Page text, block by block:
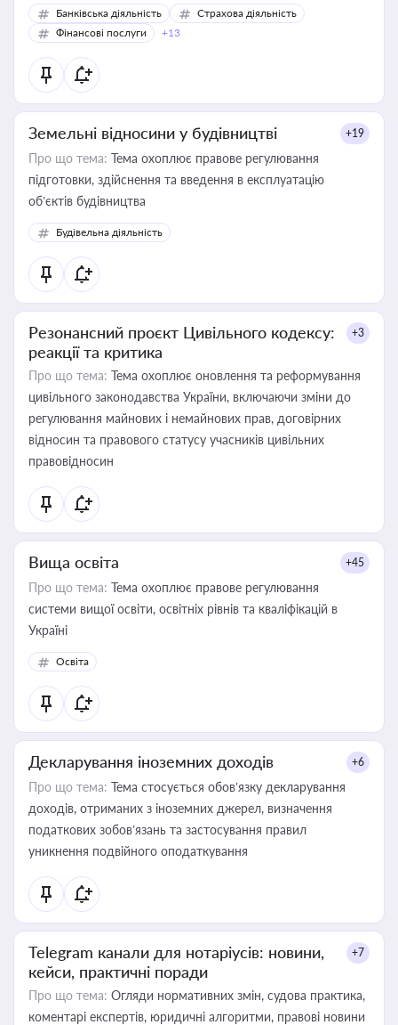
Банківська діяльність
Страхова діяльність
Фінансові послуги
+13
Земельні відносини у будівництві +19
Про що тема: Тема охоплює правове регулювання
підготовки, здійснення та введення в експлуатацію
об’єктів будівництва
Будівельна діяльність
Резонансний проєкт Цивільного кодексу:
реакції та критика
+3
Про що тема: Тема охоплює оновлення та реформування
цивільного законодавства України, включаючи зміни до
регулювання майнових і немайнових прав, договірних
відносин та правового статусу учасників цивільних
правовідносин
Вища освіта +45
Про що тема: Тема охоплює правове регулювання
системи вищої освіти, освітніх рівнів та кваліфікацій в
Україні
Освіта
Декларування іноземних доходів +6
Про що тема: Тема стосується обов’язку декларування
доходів, отриманих з іноземних джерел, визначення
податкових зобов’язань та застосування правил
уникнення подвійного оподаткування
Telegram канали для нотаріусів: новини,
кейси, практичні поради
+7
Про що тема: Огляди нормативних змін, судова практика,
коментарі експертів, юридичні алгоритми, правові новини